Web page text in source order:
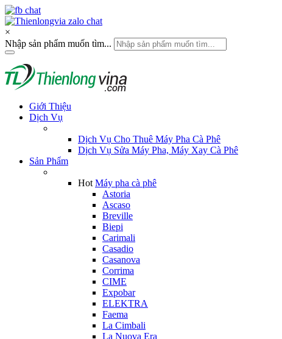
×
Nhập sản phẩm muốn tìm...
Giới Thiệu
Dịch Vụ
Dịch Vụ Cho Thuê Máy Pha Cà Phê
Dịch Vụ Sửa Máy Pha, Máy Xay Cà Phê
Sản Phẩm
Hot Máy pha cà phê
Astoria
Ascaso
Breville
Biepi
Carimali
Casadio
Casanova
Corrima
CIME
Expobar
ELEKTRA
Faema
La Cimbali
La Nuova Era